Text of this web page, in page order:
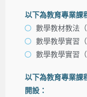
以下為教育專業課
數學教材教法（
數學教學實習（
數學教學實習（
以下為教育專業課
開設：